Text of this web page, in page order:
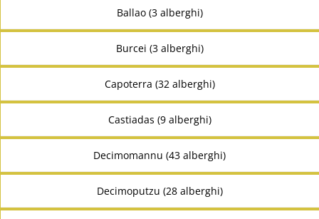
Ballao (3 alberghi)
Burcei (3 alberghi)
Capoterra (32 alberghi)
Castiadas (9 alberghi)
Decimomannu (43 alberghi)
Decimoputzu (28 alberghi)